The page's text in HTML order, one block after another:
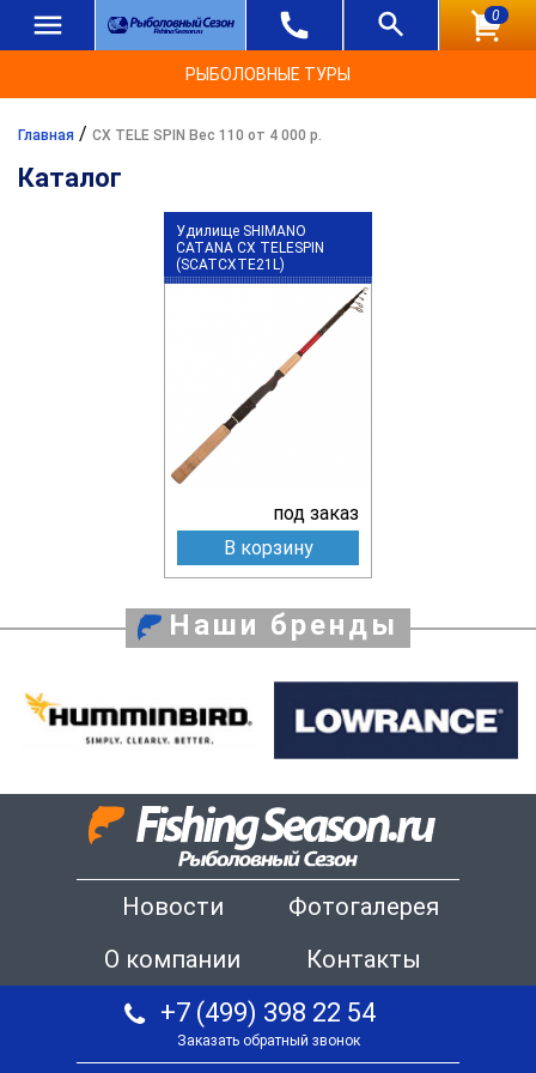
0
РЫБОЛОВНЫЕ ТУРЫ
Главная / CX TELE SPIN Вес 110 от 4 000 р.
Каталог
Удилище SHIMANO
CATANA CX TELESPIN
(SCATCXTE21L)
под заказ
В корзину
Наши бренды
Новости
Фотогалерея
О компании
Контакты
+7 (499) 398 22 54
Заказать обратный звонок